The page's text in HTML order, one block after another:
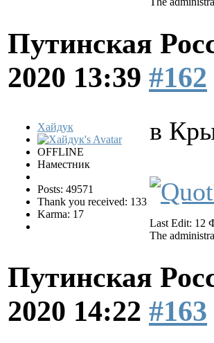
Путинская
2020 13:39 #162
Хайдук
OFFLINE
Наместник
Posts: 49571
Thank you received: 133
Karma: 17
в
Last Edit: 12
The
Путинская
2020 14:22 #163